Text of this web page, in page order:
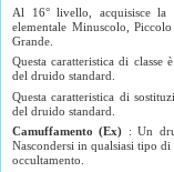
Al 16° livello, acquisisce la
elementale Minuscolo,
Grande.
Questa caratteristica di
del druido standard.
Questa caratteristica di
del druido standard.
Camuffamento (Ex) : Un
Nascondersi in qualsiasi tipo
occultamento.